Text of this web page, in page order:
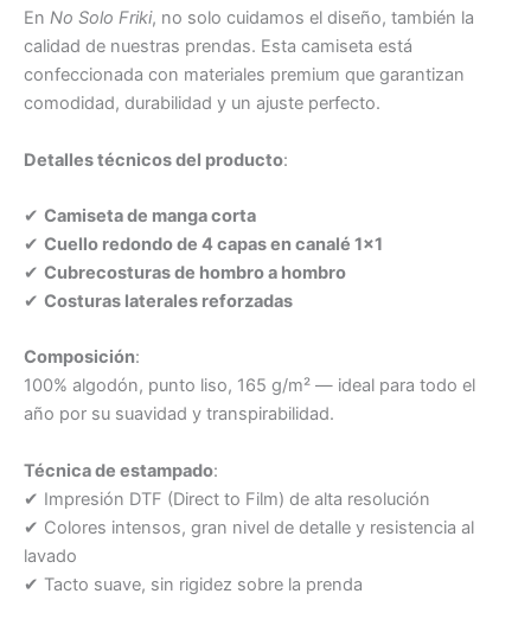
En No Solo Friki, no solo cuidamos el diseño, también la
calidad de nuestras prendas. Esta camiseta está
confeccionada con materiales premium que garantizan
comodidad, durabilidad y un ajuste perfecto.
Detalles técnicos del producto:
✔ Camiseta de manga corta
✔ Cuello redondo de 4 capas en canalé 1×1
✔ Cubrecosturas de hombro a hombro
✔ Costuras laterales reforzadas
Composición:
100% algodón, punto liso, 165 g/m² — ideal para todo el
año por su suavidad y transpirabilidad.
Técnica de estampado:
✔ Impresión DTF (Direct to Film) de alta resolución
✔ Colores intensos, gran nivel de detalle y resistencia al
lavado
✔ Tacto suave, sin rigidez sobre la prenda